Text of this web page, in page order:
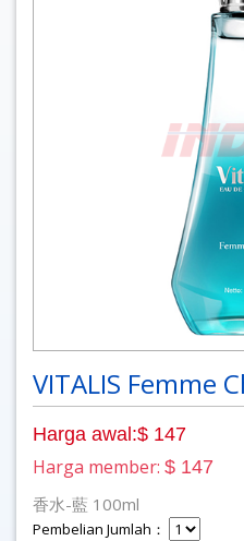
VITALIS Femme
Harga awal:$ 147
Harga member: $ 147
香水-藍 100ml
Pembelian Jumlah：